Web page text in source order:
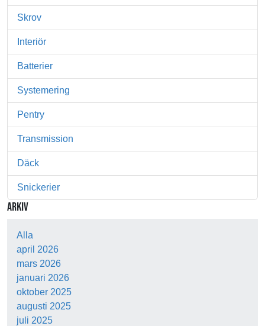
Skrov
Interiör
Batterier
Systemering
Pentry
Transmission
Däck
Snickerier
ARKIV
Alla
april 2026
mars 2026
januari 2026
oktober 2025
augusti 2025
juli 2025